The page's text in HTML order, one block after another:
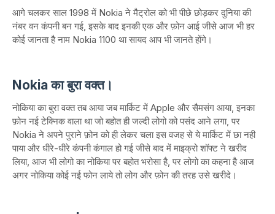
आगे चलकर साल 1998 में Nokia ने मैट्रोल को भी पीछे छोड़कर दुनिया की
नंबर वन कंपनी बन गई, इसके बाद इनकी एक और फ़ोन आई जीसे आज भी हर
कोई जानता है नाम Nokia 1100 था सायद आप भी जानते होंगे।
Nokia का बुरा वक्त।
नोकिया का बुरा वक्त तब आया जब मार्किट में Apple और सैमसंग आया, इनका
फ़ोन नई टेक्निक वाला था जो बहोत ही जल्दी लोगो को पसंद आने लगा, पर
Nokia ने अपने पुराने फ़ोन को ही लेकर चला इस वजह से ये मार्किट में छा नही
पाया और धीरे-धीरे कंपनी कंगाल हो गई जीसे बाद में माइक्रो शॉफ्ट ने खरीद
लिया, आज भी लोगो का नोकिया पर बहोत भरोसा है, पर लोगो का कहना है आज
अगर नोकिया कोई नई फोन लाये तो लोग और फ़ोन की तरह उसे खरीदे।